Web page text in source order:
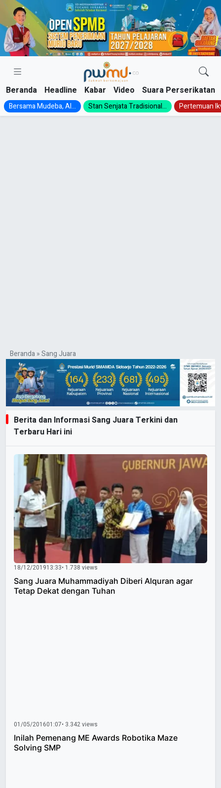
Skip
content
Beranda Headline Kabar Video Suara Perserikatan
Bersama Mudeba, Al... Stan Senjata Tradisional... Pertemuan
Beranda»Sang Juara
Berita dan Informasi Sang Juara Terkini dan
Terbaru Hari ini
18/12/201913:33• 1.738 views
Sang Juara Muhammadiyah Diberi Alquran agar
Tetap Dekat dengan Tuhan
01/05/201601:07• 3.342 views
Inilah Pemenang ME Awards Robotika Maze
Solving SMP